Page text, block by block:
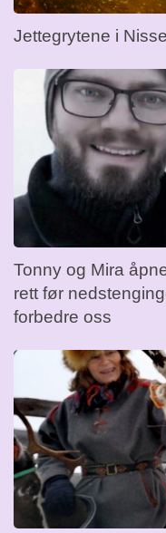
Jettegrytene i
Tonny og Mira
rett før
forbedre oss